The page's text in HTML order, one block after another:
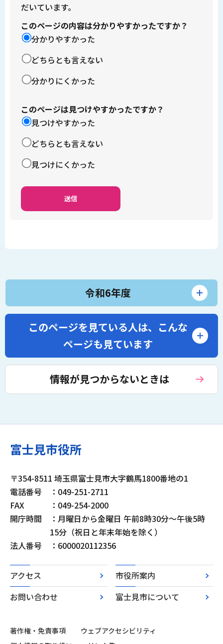
だいています。
このページの内容は分かりやすかったですか？
分かりやすかった
どちらとも言えない
分かりにくかった
このページは見つけやすかったですか？
見つけやすかった
どちらとも言えない
見つけにくかった
令和6年度
このページを見ている人は、 こんな
ページも見ています
情報が見つからないときは
富士見市役所
〒354-8511 埼玉県富士見市大字鶴馬1800番地の1
電話番号
：049-251-2711
FAX
：049-254-2000
開庁時間
：月曜日から金曜日 午前8時30分～午後5時
15分（祝日と年末年始を除く）
法人番号
：6000020112356
アクセス
市役所案内
お問い合わせ
富士見市について
著作権・免責事項
ウェブアクセシビリティ